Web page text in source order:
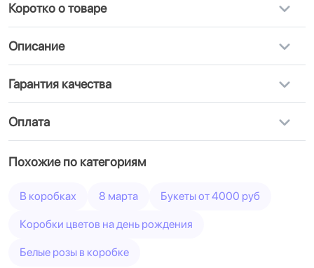
Коротко о товаре
Описание
Гарантия качества
Оплата
Похожие по категориям
В коробках 8 марта Букеты от 4000 руб
Коробки цветов на день рождения
Белые розы в коробке